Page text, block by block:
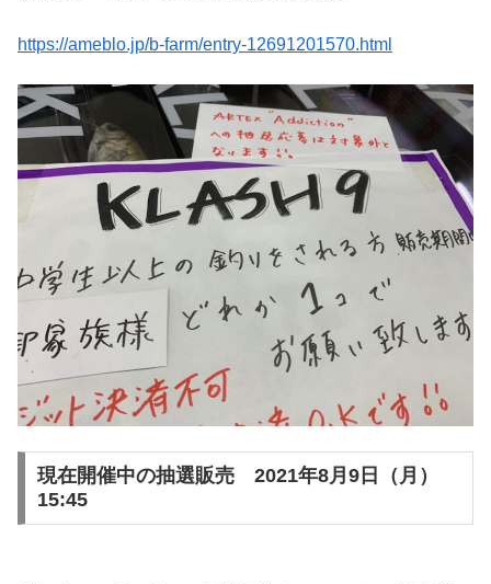
https://ameblo.jp/b-farm/entry-12691201570.html
現在開催中の抽選販売 2021年8月9日（月）
15:45